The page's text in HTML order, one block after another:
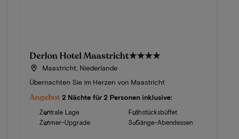
Derlon Hotel Maastricht★★★★
Maastricht, Niederlande
Übernachten Sie im Herzen von Maastricht
Angebot 2 Nächte für 2 Personen inklusive:
Zentrale Lage
Zimmer-Upgrade
Frühstücksbüffet
3-Gänge-Abendessen